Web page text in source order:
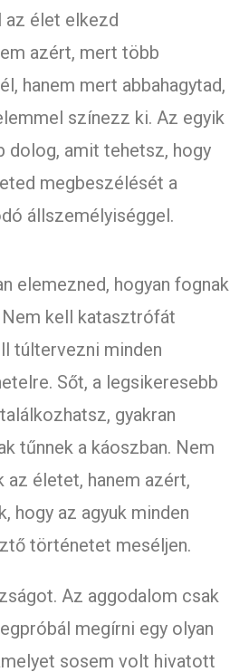
az élet elkezd
azért, mert több
hanem mert abbahagytad,
színezz ki. Az egyik
dolog, amit tehetsz, hogy
megbeszélését a
állszemélyiséggel.
elemezned, hogyan fognak
kell katasztrófát
túltervezni minden
Sőt, a legsikeresebb
gyakran
tűnnek a káoszban. Nem
az életet, hanem azért,
hogy az agyuk minden
történetet meséljen.
Az aggodalom csak
megírni egy olyan
sosem volt hivatott